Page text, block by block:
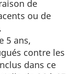
de
ou de
5 ans,
contre les
dans ce